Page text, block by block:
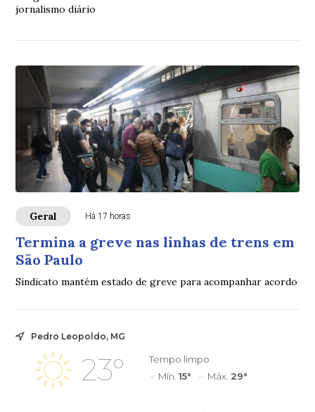
jornalismo diário
Geral Há 17 horas
Termina a greve nas linhas de trens em
São Paulo
Sindicato mantém estado de greve para acompanhar acordo
Pedro Leopoldo, MG
23°
Tempo limpo
Mín. 15° Máx. 29°